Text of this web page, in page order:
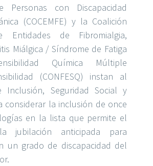
Personas con Discapacidad
(COCEMFE) y la Coalición
Entidades de Fibromialgia,
Miálgica / Síndrome de Fatiga
Química Múltiple
(CONFESQ) instan al
Inclusión, Seguridad Social y
considerar la inclusión de once
en la lista que permite el
jubilación anticipada para
un grado de discapacidad del